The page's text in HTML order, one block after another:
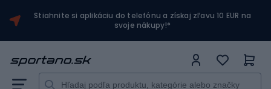
Stiahnite si aplikáciu do telefónu a získaj zľavu 10 EUR na
svoje nákupy!*